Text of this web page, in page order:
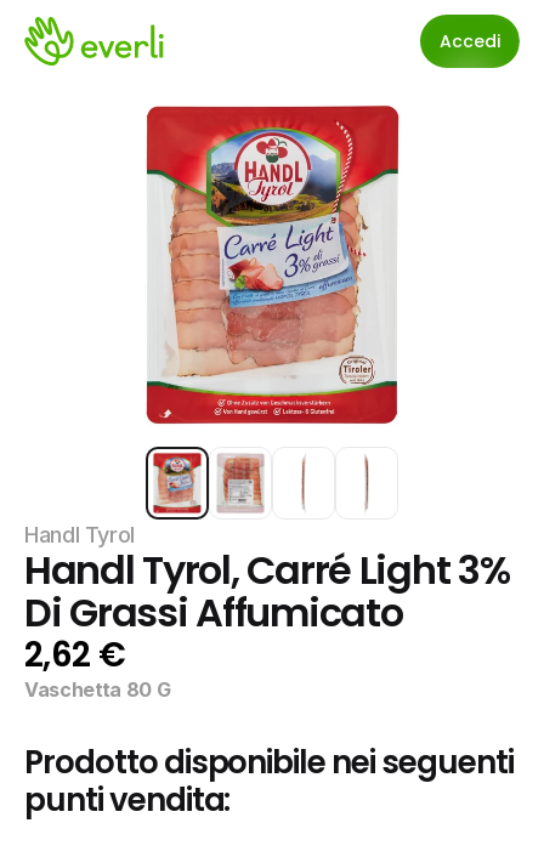
Accedi
Handl Tyrol
Handl Tyrol, Carré Light 3%
Di Grassi Affumicato
2,62 €
Vaschetta 80 G
Prodotto disponibile nei seguenti
punti vendita: